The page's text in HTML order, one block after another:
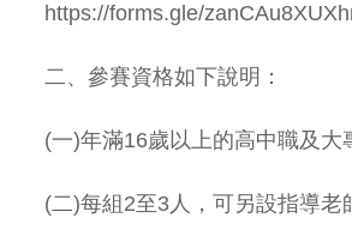
https://forms.gle/
二、參賽資格如下說明：
(一)年滿16歲以上的高中職及大
(二)每組2至3人，可另設指導老